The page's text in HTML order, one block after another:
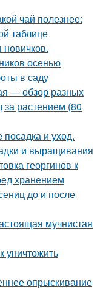
чай полезнее:
таблице
осенью
в саду
— обзор разных
за растением (80
и уход.
и выращивания
георгинов к
хранением
до и после
мучнистая
уничтожить
опрыскивание